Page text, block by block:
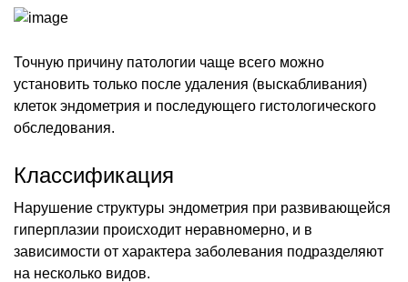
Точную причину патологии чаще всего можно
установить только после удаления (выскабливания)
клеток эндометрия и последующего гистологического
обследования.
Классификация
Нарушение структуры эндометрия при развивающейся
гиперплазии происходит неравномерно, и в
зависимости от характера заболевания подразделяют
на несколько видов.